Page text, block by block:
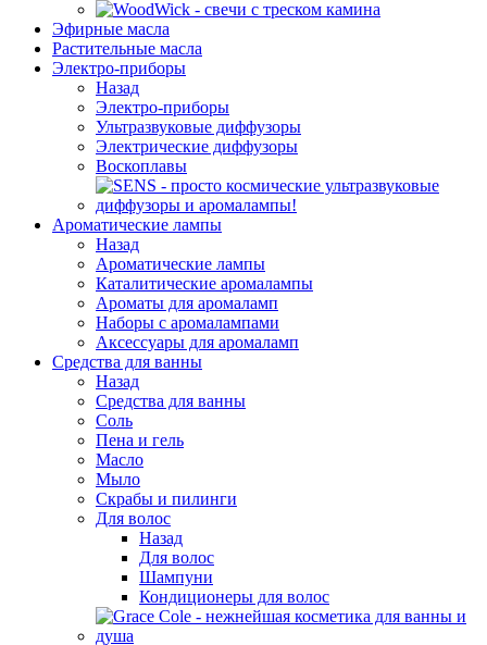
Эфирные масла
Растительные масла
Электро-приборы
Назад
Электро-приборы
Ультразвуковые диффузоры
Электрические диффузоры
Воскоплавы
Ароматические лампы
Назад
Ароматические лампы
Каталитические аромалампы
Ароматы для аромаламп
Наборы с аромалампами
Аксессуары для аромаламп
Средства для ванны
Назад
Средства для ванны
Соль
Пена и гель
Масло
Мыло
Скрабы и пилинги
Для волос
Назад
Для волос
Шампуни
Кондиционеры для волос